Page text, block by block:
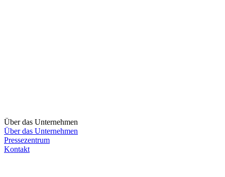
Über das Unternehmen
Über das Unternehmen
Pressezentrum
Kontakt